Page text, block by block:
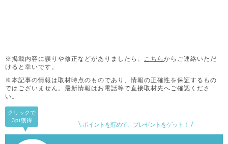
※掲載内容に誤りや修正などがありましたら、 こちら からご連絡いただ
けると幸いです。
※本記事の情報は取材時点のものであり、情報の正確性を保証するもの
ではございません。 最新情報はお電話等で直接取材先へご確認くださ
い。
ポイントを貯めて、プレゼントをゲット！
クリックで
3pt獲得